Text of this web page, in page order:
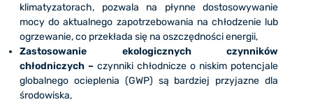
klimatyzatorach, pozwala na płynne dostosowywanie
mocy do aktualnego zapotrzebowania na chłodzenie lub
ogrzewanie, co przekłada się na oszczędności energii,
Zastosowanie ekologicznych czynników
chłodniczych – czynniki chłodnicze o niskim potencjale
globalnego ocieplenia (GWP) są bardziej przyjazne dla
środowiska,